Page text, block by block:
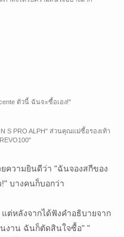
ตัวนี้ ฉันจะซื้อเอง!"
S PRO ALPH" ส่วนคุณแม่ซื้อรองเท้า
ความยินดีว่า "ฉันจองสกีของ
บางคนก็บอกว่า
ต่หลังจากได้ฟังคำอธิบายจาก
งาน ฉันก็ตัดสินใจซื้อ" "